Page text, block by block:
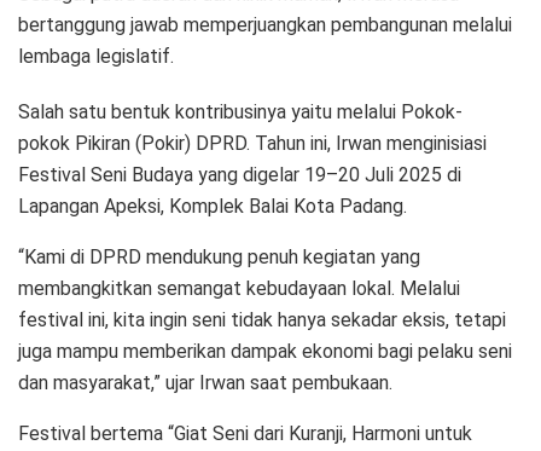
bertanggung jawab memperjuangkan pembangunan melalui
lembaga legislatif.
Salah satu bentuk kontribusinya yaitu melalui Pokok-
pokok Pikiran (Pokir) DPRD. Tahun ini, Irwan menginisiasi
Festival Seni Budaya yang digelar 19–20 Juli 2025 di
Lapangan Apeksi, Komplek Balai Kota Padang.
“Kami di DPRD mendukung penuh kegiatan yang
membangkitkan semangat kebudayaan lokal. Melalui
festival ini, kita ingin seni tidak hanya sekadar eksis, tetapi
juga mampu memberikan dampak ekonomi bagi pelaku seni
dan masyarakat,” ujar Irwan saat pembukaan.
Festival bertema “Giat Seni dari Kuranji, Harmoni untuk